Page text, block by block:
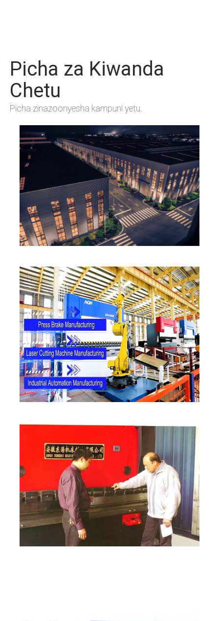
Picha za Kiwanda
Chetu
Picha zinazoonyesha kampuni yetu.